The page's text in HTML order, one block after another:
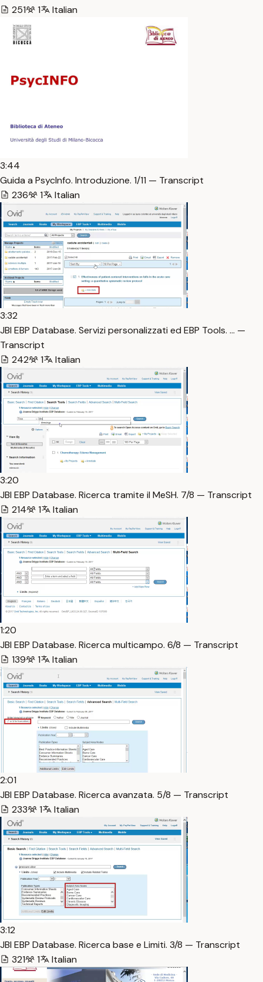
251
1 Italian
3:44
Guida a PsycInfo. Introduzione. 1/11 — Transcript
236
1 Italian
3:32
JBI EBP Database. Servizi personalizzati ed EBP Tools. … —
Transcript
242
1 Italian
3:20
JBI EBP Database. Ricerca tramite il MeSH. 7/8 — Transcript
214
1 Italian
1:20
JBI EBP Database. Ricerca multicampo. 6/8 — Transcript
139
1 Italian
2:01
JBI EBP Database. Ricerca avanzata. 5/8 — Transcript
233
1 Italian
3:12
JBI EBP Database. Ricerca base e Limiti. 3/8 — Transcript
321
1 Italian